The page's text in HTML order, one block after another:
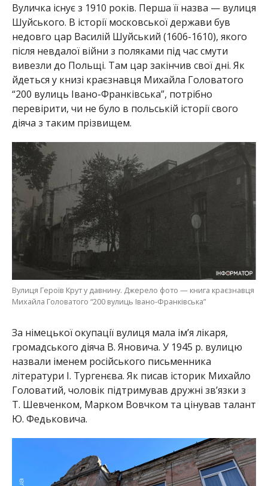
Вуличка існує з 1910 років. Перша її назва — вулиця
Шуйського. В історії московської держави був
недовго цар Василій Шуйський (1606-1610), якого
після невдалої війни з поляками під час смути
вивезли до Польщі. Там цар закінчив свої дні. Як
йдеться у книзі краєзнавця Михайла Головатого
“200 вулиць Івано-Франківська”, потрібно
перевірити, чи не було в польській історії свого
діяча з таким прізвищем.
Вулиця Героїв Крут у давнину. Джерело фото — книга краєзнавця
Михайла Головатого “200 вулиць Івано-Франківська”
За німецької окупації вулиця мала імʼя лікаря,
громадського діяча В. Яновича. У 1945 р. вулицю
назвали іменем російського письменника
літератури І. Тургенєва. Як писав історик Михайло
Головатий, чоловік підтримував дружні зв’язки з
Т. Шевченком, Марком Вовчком та цінував талант
Ю. Федьковича.